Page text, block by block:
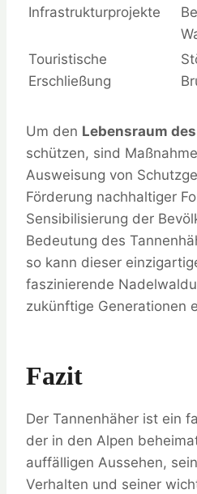
Infrastrukturprojekte
Touristische
Erschließung
Um den Lebensraum
schützen, sind
Ausweisung von
Förderung nachhaltiger
Sensibilisierung der
Bedeutung des
so kann dieser
faszinierende
zukünftige Generationen
Fazit
Der Tannenhäher ist ein
der in den Alpen
auffälligen Aussehen,
Verhalten und seiner